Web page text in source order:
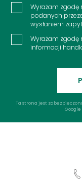
Wyrażam zgodę
podanych
wysłaniem
Wyrażam zgodę
informacji
Ta strona jest
Google